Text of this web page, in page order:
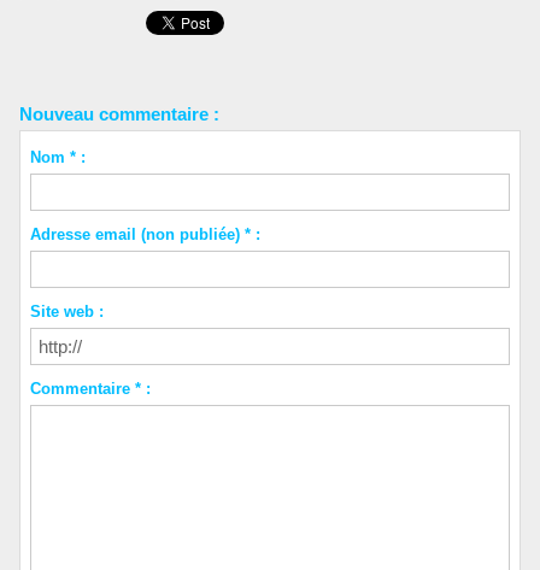
Nouveau commentaire :
Nom * :
Adresse email (non publiée) * :
Site web :
Commentaire * :